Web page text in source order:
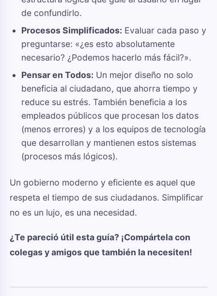
de confundirlo.
Procesos Simplificados: Evaluar cada paso y
preguntarse: «¿es esto absolutamente
necesario? ¿Podemos hacerlo más fácil?».
Pensar en Todos: Un mejor diseño no solo
beneficia al ciudadano, que ahorra tiempo y
reduce su estrés. También beneficia a los
empleados públicos que procesan los datos
(menos errores) y a los equipos de tecnología
que desarrollan y mantienen estos sistemas
(procesos más lógicos).
Un gobierno moderno y eficiente es aquel que
respeta el tiempo de sus ciudadanos. Simplificar
no es un lujo, es una necesidad.
¿Te pareció útil esta guía? ¡Compártela con
colegas y amigos que también la necesiten!